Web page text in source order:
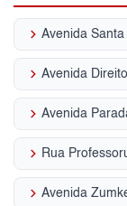
keyboard_arrow_right Avenida
keyboard_arrow_right Avenida
keyboard_arrow_right Avenida
keyboard_arrow_right Rua
keyboard_arrow_right Avenida